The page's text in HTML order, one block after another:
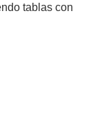
tablas con